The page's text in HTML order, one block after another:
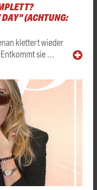
(ACHTUNG:
klettert wieder
sie …